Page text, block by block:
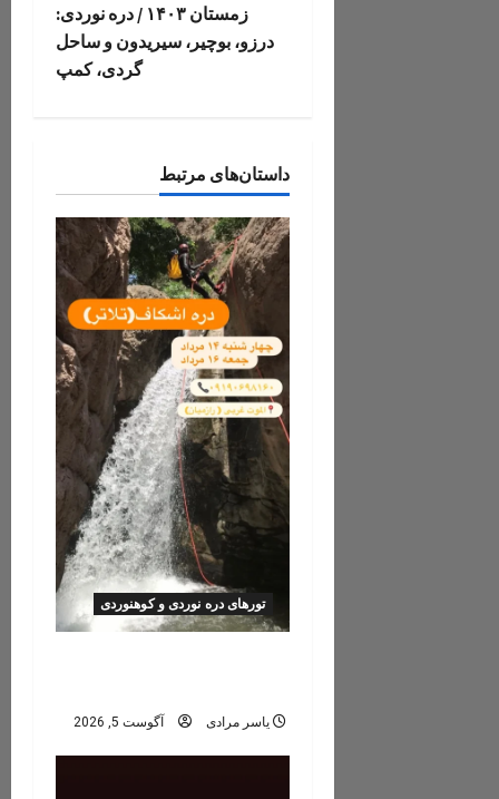
v
i
a
t
i
o
n
زمستان ۱۴۰۳ / دره نوردی:
درزو، بوچیر، سیریدون و ساحل
گردی، کمپ
داستان‌های مرتبط
تورهای دره نوردی و کوهنوردی
یاسر مرادی آگوست 5, 2026